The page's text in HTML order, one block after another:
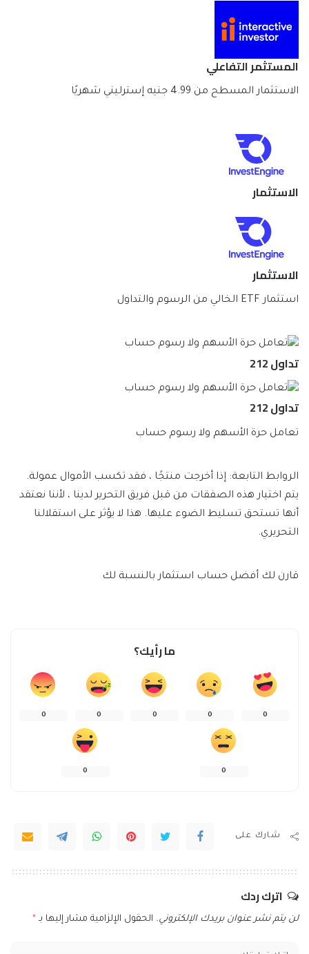
المستثمر التفاعلي
الاستثمار المسطح من 4.99 جنيه إسترليني شهريًا
الاستثمار
الاستثمار
استثمار ETF الخالي من الرسوم والتداول
تداول 212
تداول 212
تعامل حرة الأسهم ولا رسوم حساب
الروابط التابعة: إذا أخرجت منتجًا ، فقد تكسب الأموال عمولة.
يتم اختيار هذه الصفقات من قبل فريق التحرير لدينا ، لأننا نعتقد
أنها تستحق تسليط الضوء عليها. هذا لا يؤثر على استقلالنا
التحريري.
قارن لك أفضل حساب استثمار بالنسبة لك
ما رأيك؟
0
0
0
0
0
0
0
شارك على
اترك ردك
لن يتم نشر عنوان بريدك الإلكتروني. الحقول الإلزامية مشار إليها بـ *